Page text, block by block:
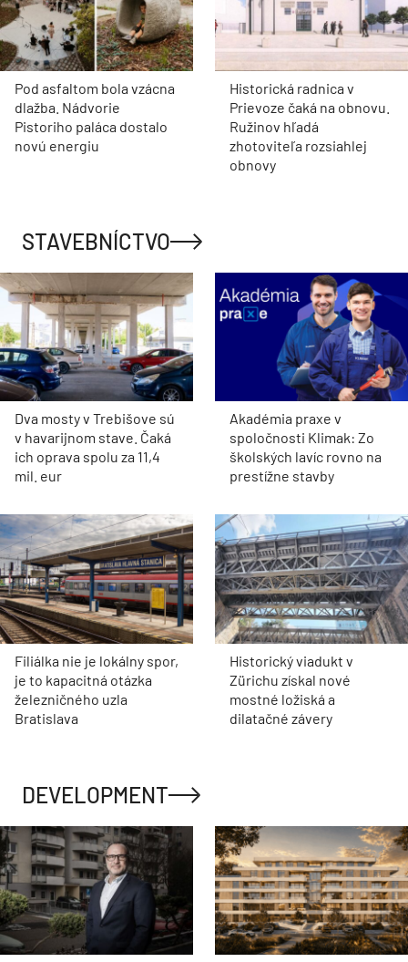
Pod asfaltom bola vzácna
dlažba. Nádvorie
Pistoriho paláca dostalo
novú energiu
Historická radnica v
Prievoze čaká na obnovu.
Ružinov hľadá
zhotoviteľa rozsiahlej
obnovy
STAVEBNÍCTVO
Dva mosty v Trebišove sú
v havarijnom stave. Čaká
ich oprava spolu za 11,4
mil. eur
Akadémia praxe v
spoločnosti Klimak: Zo
školských lavíc rovno na
prestížne stavby
Filiálka nie je lokálny spor,
je to kapacitná otázka
železničného uzla
Bratislava
Historický viadukt v
Zürichu získal nové
mostné ložiská a
dilatačné závery
DEVELOPMENT